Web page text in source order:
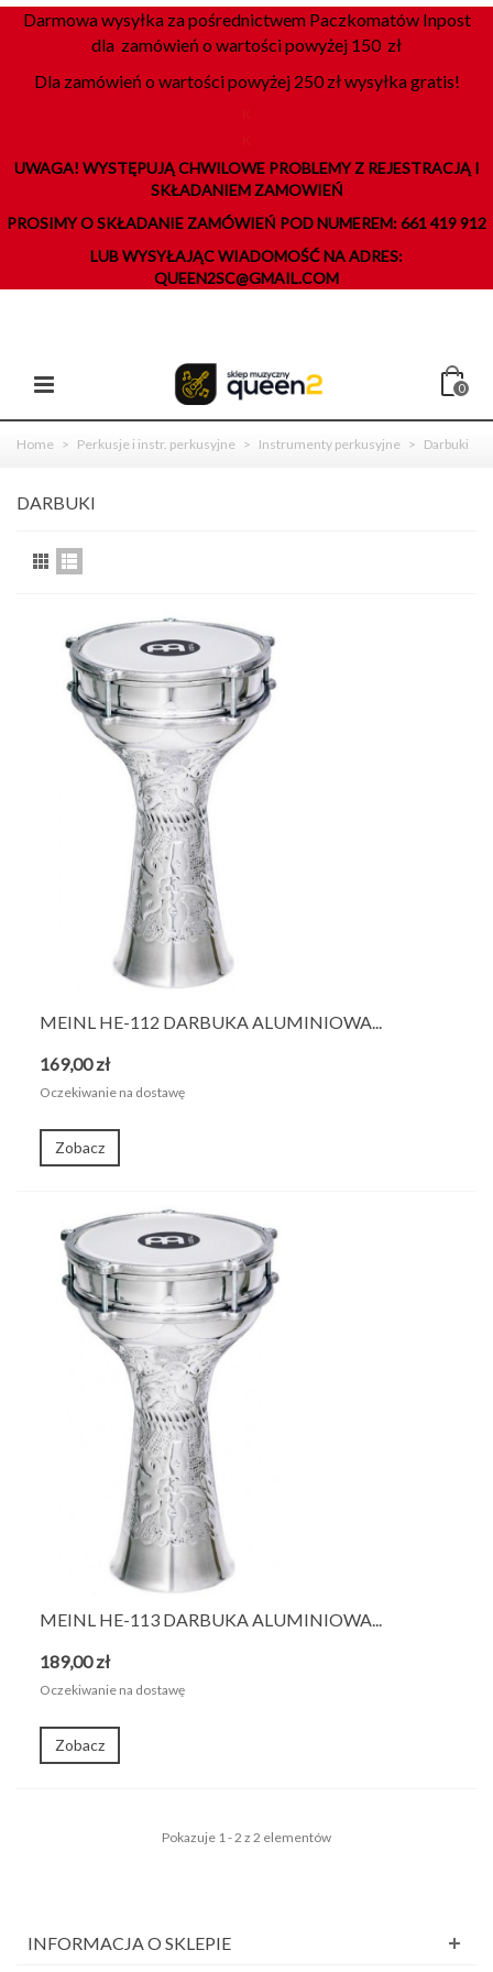
Darmowa wysyłka za pośrednictwem Paczkomatów Inpost
dla zamówień o wartości powyżej 150 zł
Dla zamówień o wartości powyżej 250 zł wysyłka gratis!
UWAGA! WYSTĘPUJĄ CHWILOWE PROBLEMY Z REJESTRACJĄ I
SKŁADANIEM ZAMOWIEŃ
PROSIMY O SKŁADANIE ZAMÓWIEŃ POD NUMEREM: 661 419 912
LUB WYSYŁAJĄC WIADOMOŚĆ NA ADRES:
QUEEN2SC@GMAIL.COM
0
Home > Perkusje i instr. perkusyjne > Instrumenty perkusyjne > Darbuki
DARBUKI
MEINL HE-112 DARBUKA ALUMINIOWA...
169,00 zł
Oczekiwanie na dostawę
Zobacz
MEINL HE-113 DARBUKA ALUMINIOWA...
189,00 zł
Oczekiwanie na dostawę
Zobacz
Pokazuje 1 - 2 z 2 elementów
INFORMACJA O SKLEPIE